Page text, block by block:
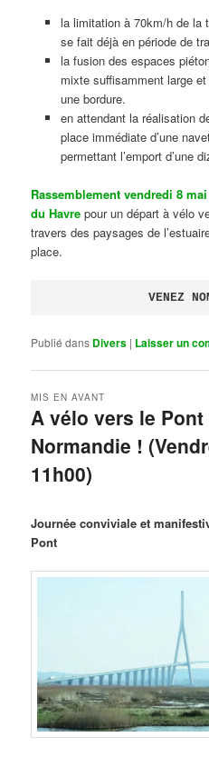
la limitation à 70km/h de la
se fait déjà en période de
la fusion des espaces
mixte suffisamment large
une bordure.
en attendant la réalisation
place immédiate d’une
permettant l’emport d’une
Rassemblement vendredi 8
du Havre pour un départ à vélo
travers des paysages de
place.
VENEZ
Publié dans Divers | Laisser un
A vélo vers le Pont
Normandie !
11h00)
MIS EN AVANT
Journée conviviale et
Pont